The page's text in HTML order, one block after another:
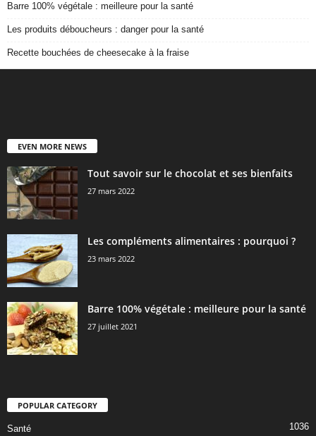
Barre 100% végétale : meilleure pour la santé
Les produits déboucheurs : danger pour la santé
Recette bouchées de cheesecake à la fraise
EVEN MORE NEWS
Tout savoir sur le chocolat et ses bienfaits
27 mars 2022
Les compléments alimentaires : pourquoi ?
23 mars 2022
Barre 100% végétale : meilleure pour la santé
27 juillet 2021
POPULAR CATEGORY
Santé 1036